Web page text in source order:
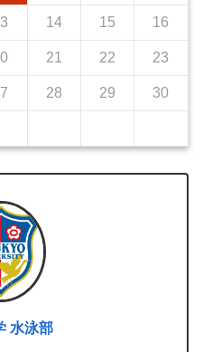
14 15 16
21 22 23
28 29 30
水泳部